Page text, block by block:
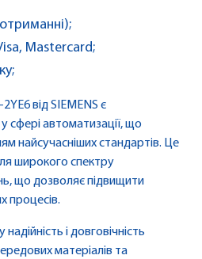
Mastercard;
від SIEMENS є
сфері автоматизації, що
найсучасніших стандартів. Це
широкого спектру
що дозволяє підвищити
процесів.
і довговічність
матеріалів та